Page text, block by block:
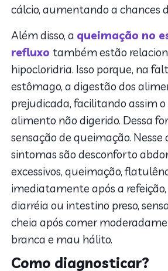
cálcio, aumentando a chances
Além disso, a queimação no
refluxo também estão
hipocloridria. Isso porque, na
estômago, a digestão dos
prejudicada, facilitando assim o
alimento não digerido. Dessa
sensação de queimação. Nesse
sintomas são desconforto
excessivos, queimação,
imediatamente após a
diarréia ou intestino preso,
cheia após comer
branca e mau hálito.
Como diagnosticar?